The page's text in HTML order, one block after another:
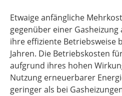
Etwaige anfängliche
gegenüber einer
ihre effiziente Betriebsweise
Jahren. Die Betriebskosten
aufgrund ihres hohen
Nutzung erneuerbarer
geringer als bei